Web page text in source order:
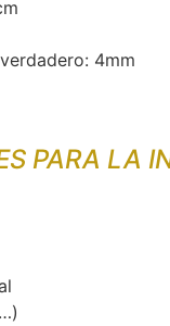
4mm
PARA LA